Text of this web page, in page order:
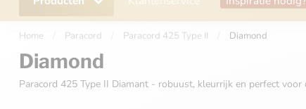
Home Paracord Paracord 425 Type II Diamond
Diamond
Paracord 425 Type II Diamant - robuust, kleurrijk en perfect